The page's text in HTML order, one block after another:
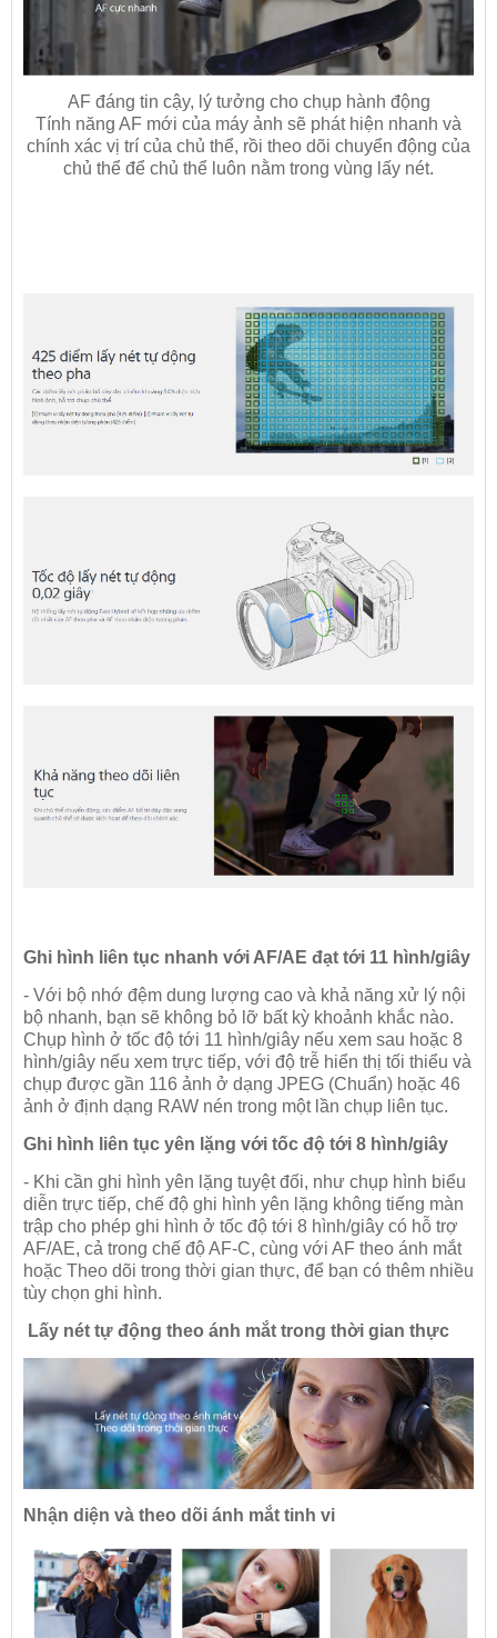
AF đáng tin cậy, lý tưởng cho chụp hành động
Tính năng AF mới của máy ảnh sẽ phát hiện nhanh và
chính xác vị trí của chủ thể, rồi theo dõi chuyển động của
chủ thể để chủ thể luôn nằm trong vùng lấy nét.
Ghi hình liên tục nhanh với AF/AE đạt tới 11 hình/giây
- Với bộ nhớ đệm dung lượng cao và khả năng xử lý nội
bộ nhanh, bạn sẽ không bỏ lỡ bất kỳ khoảnh khắc nào.
Chụp hình ở tốc độ tới 11 hình/giây nếu xem sau hoặc 8
hình/giây nếu xem trực tiếp, với độ trễ hiển thị tối thiểu và
chụp được gần 116 ảnh ở dạng JPEG (Chuẩn) hoặc 46
ảnh ở định dạng RAW nén trong một lần chụp liên tục.
Ghi hình liên tục yên lặng với tốc độ tới 8 hình/giây
- Khi cần ghi hình yên lặng tuyệt đối, như chụp hình biểu
diễn trực tiếp, chế độ ghi hình yên lặng không tiếng màn
trập cho phép ghi hình ở tốc độ tới 8 hình/giây có hỗ trợ
AF/AE, cả trong chế độ AF-C, cùng với AF theo ánh mắt
hoặc Theo dõi trong thời gian thực, để bạn có thêm nhiều
tùy chọn ghi hình.
Lấy nét tự động theo ánh mắt trong thời gian thực
Nhận diện và theo dõi ánh mắt tinh vi